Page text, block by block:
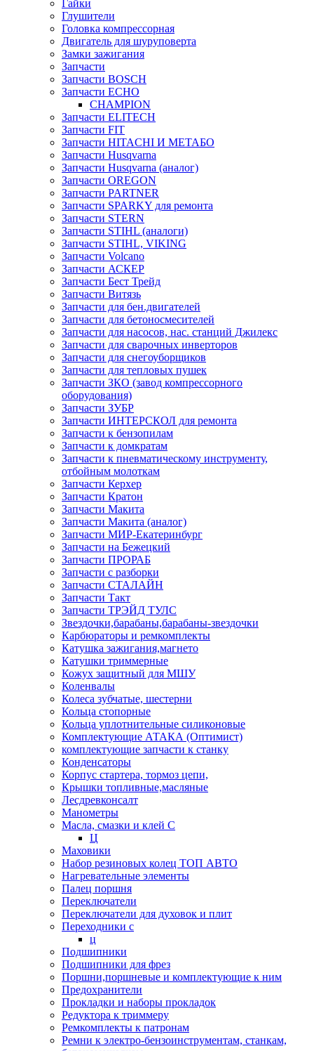
Гайки
Глушители
Головка компрессорная
Двигатель для шуруповерта
Замки зажигания
Запчасти
Запчасти BOSCH
Запчасти ECHO
CHAMPION
Запчасти ELITECH
Запчасти FIT
Запчасти HITACHI И МЕТАБО
Запчасти Husqvarna
Запчасти Husqvarna (аналог)
Запчасти OREGON
Запчасти PARTNER
Запчасти SPARKY для ремонта
Запчасти STERN
Запчасти STIHL (аналоги)
Запчасти STIHL, VIKING
Запчасти Volcano
Запчасти АСКЕР
Запчасти Бест Трейд
Запчасти Витязь
Запчасти для бен.двигателей
Запчасти для бетоносмесителей
Запчасти для насосов, нас. станций Джилекс
Запчасти для сварочных инверторов
Запчасти для снегоуборщиков
Запчасти для тепловых пушек
Запчасти ЗКО (завод компрессорного
оборудования)
Запчасти ЗУБР
Запчасти ИНТЕРСКОЛ для ремонта
Запчасти к бензопилам
Запчасти к домкратам
Запчасти к пневматическому инструменту,
отбойным молоткам
Запчасти Керхер
Запчасти Кратон
Запчасти Макита
Запчасти Макита (аналог)
Запчасти МИР-Екатеринбург
Запчасти на Бежецкий
Запчасти ПРОРАБ
Запчасти с разборки
Запчасти СТАЛАЙН
Запчасти Такт
Запчасти ТРЭЙД ТУЛС
Звездочки,барабаны,барабаны-звездочки
Карбюраторы и ремкомплекты
Катушка зажигания,магнето
Катушки триммерные
Кожух защитный для МШУ
Коленвалы
Колеса зубчатые, шестерни
Кольца стопорные
Кольца уплотнительные силиконовые
Комплектующие АТАКА (Оптимист)
комплектующие запчасти к станку
Конденсаторы
Корпус стартера, тормоз цепи,
Крышки топливные,масляные
Лесдревконсалт
Манометры
Масла, смазки и клей С
Ц
Маховики
Набор резиновых колец ТОП АВТО
Нагревательные элементы
Палец поршня
Переключатели
Переключатели для духовок и плит
Переходники с
ц
Подшипники
Подшипники для фрез
Поршни,поршневые и комплектующие к ним
Предохранители
Прокладки и наборы прокладок
Редуктора к триммеру
Ремкомплекты к патронам
Ремни к электро-бензоинструментам, станкам,